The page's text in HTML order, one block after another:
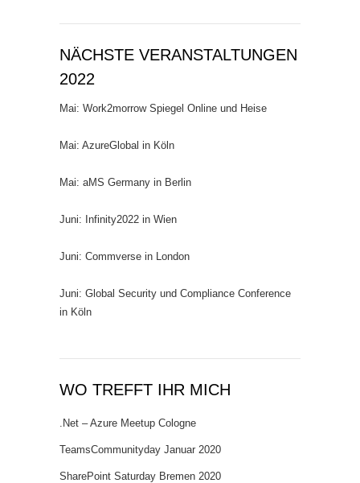
NÄCHSTE VERANSTALTUNGEN
2022
Mai: Work2morrow Spiegel Online und Heise
Mai: AzureGlobal in Köln
Mai: aMS Germany in Berlin
Juni: Infinity2022 in Wien
Juni: Commverse in London
Juni: Global Security und Compliance Conference
in Köln
WO TREFFT IHR MICH
.Net – Azure Meetup Cologne
TeamsCommunityday Januar 2020
SharePoint Saturday Bremen 2020